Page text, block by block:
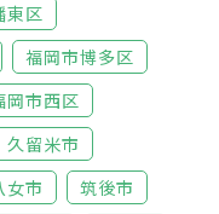
東区
福岡市博多区
岡市西区
久留米市
女市
筑後市